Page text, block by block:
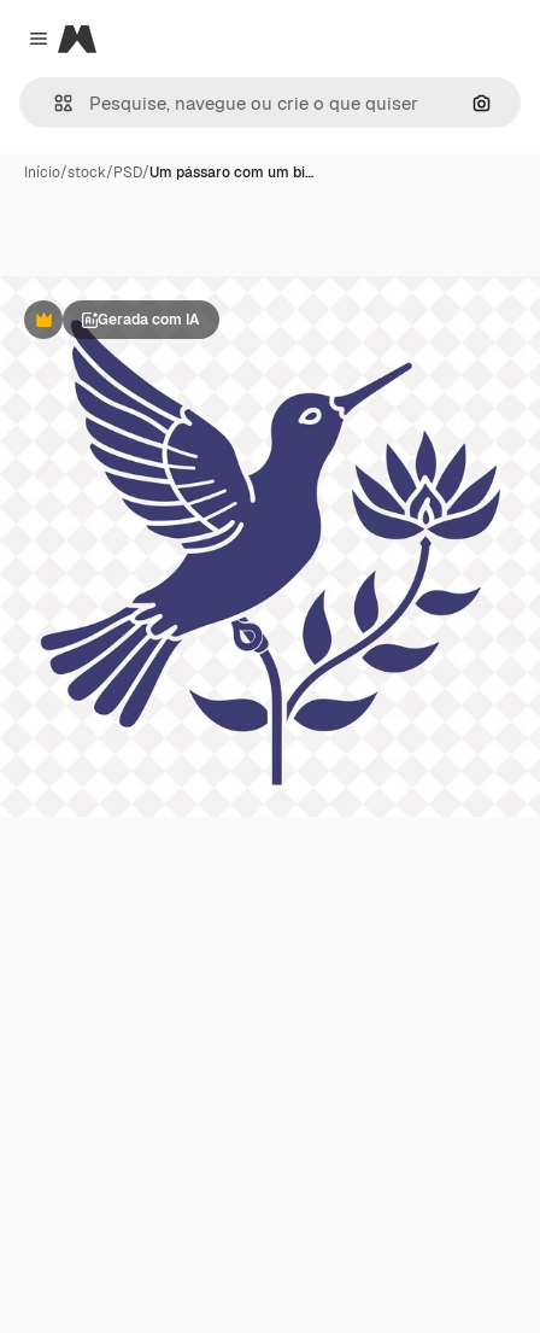
Close menu
Magnific
Início/stock/PSD/Um pássaro com um bi…
PremiumGerada com IA